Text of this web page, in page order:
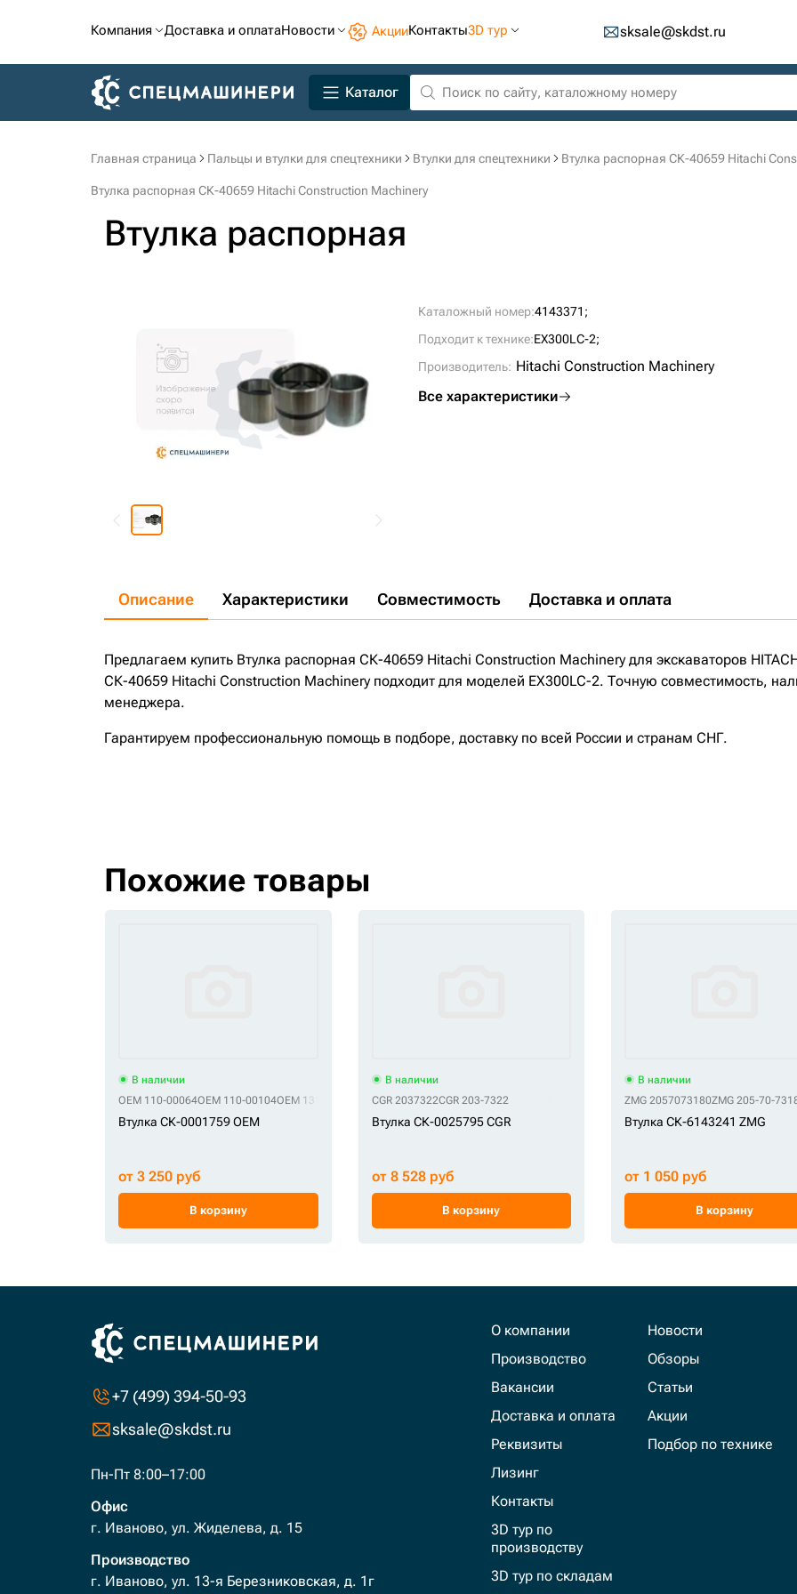
Компания Доставка и оплатаНовости АкцииКонтакты3D тур sksale@skdst.ru
Каталог
Главная страница Пальцы и втулки для спецтехники Втулки для спецтехники Втулка распорная СК-40659 Hitachi
Втулка распорная СК-40659 Hitachi Construction Machinery
Втулка распорная
Каталожный номер:4143371;
Подходит к технике:EX300LC-2;
Производитель: Hitachi Construction Machinery
Все характеристики
Описание Характеристики Совместимость Доставка и оплата
Предлагаем купить Втулка распорная СК-40659 Hitachi Construction Machinery для экскаваторов
СК-40659 Hitachi Construction Machinery подходит для моделей EX300LC-2. Точную совместимость,
менеджера.
Гарантируем профессиональную помощь в подборе, доставку по всей России и странам СНГ.
Похожие товары
В наличии
OEM 110-00064OEM 110-00104OEM 131004-00023АOEM 31YC-11115OEM 61Q6-05570 OEM 61QH-89130OEM K1000733OEM
Втулка СК-0001759 OEM
от 3 250 руб
В корзину
В наличии
CGR 2037322CGR 203-7322
Втулка СК-0025795 CGR
от 8 528 руб
В корзину
В наличии
ZMG 2057073180ZMG 205-70-
Втулка СК-6143241 ZMG
от 1 050 руб
В корзину
+7 (499) 394-50-93
sksale@skdst.ru
Пн-Пт 8:00–17:00
Офис
г. Иваново, ул. Жиделева, д. 15
Производство
г. Иваново, ул. 13-я Березниковская, д. 1г
О компании
Производство
Вакансии
Доставка и оплата
Реквизиты
Лизинг
Контакты
3D тур по
производству
3D тур по складам
Новости
Обзоры
Статьи
Акции
Подбор по технике